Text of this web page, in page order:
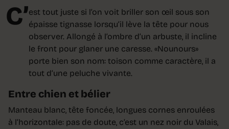
C’est tout juste si l’on voit briller son œil sous son
épaisse tignasse lorsqu’il lève la tête pour nous
observer. Allongé à l’ombre d’un arbuste, il incline
le front pour glaner une caresse. «Nounours»
porte bien son nom: toison comme caractère, il a
tout d’une peluche vivante.
Entre chien et bélier
Manteau blanc, tête foncée, longues cornes enroulées
à l’horizontale: pas de doute, c’est un nez noir du Valais,